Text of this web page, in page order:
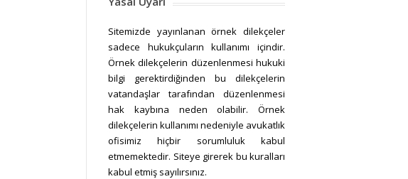
Sitemizde yayınlanan örnek dilekçeler
sadece hukukçuların kullanımı içindir.
Örnek dilekçelerin düzenlenmesi hukuki
bilgi gerektirdiğinden bu dilekçelerin
vatandaşlar tarafından düzenlenmesi
hak kaybına neden olabilir. Örnek
dilekçelerin kullanımı nedeniyle avukatlık
ofisimiz hiçbir sorumluluk kabul
etmemektedir. Siteye girerek bu kuralları
kabul etmiş sayılırsınız.